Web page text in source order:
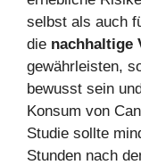
selbst als auch
die nachhaltige
gewährleisten,
bewusst sein
Konsum von
Studie sollte
Stunden nach